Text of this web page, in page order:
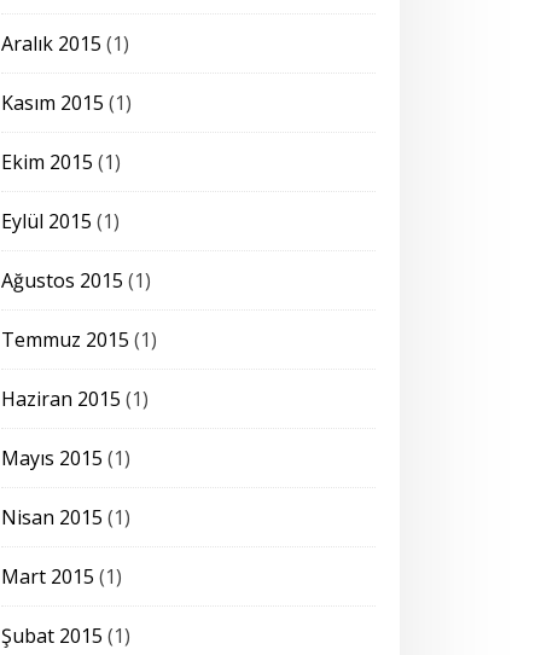
Aralık 2015 (1)
Kasım 2015 (1)
Ekim 2015 (1)
Eylül 2015 (1)
Ağustos 2015 (1)
Temmuz 2015 (1)
Haziran 2015 (1)
Mayıs 2015 (1)
Nisan 2015 (1)
Mart 2015 (1)
Şubat 2015 (1)